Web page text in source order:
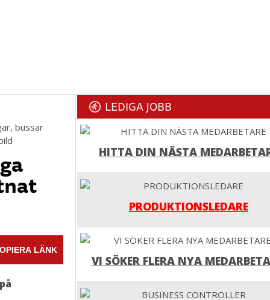
bussar
LÄNK
LEDIGA JOBB
HITTA DIN NÄSTA
PRODUKTIONSLEDARE
VI SÖKER FLERA NYA